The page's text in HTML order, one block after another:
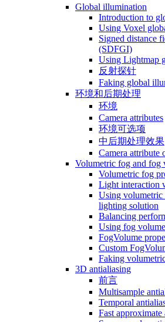
Global illumination
Introduction to
Using Voxel
Signed distance
(SDFGI)
Using Lightmap
反射探针
Faking global
环境和后期处理
环境
Camera attributes
环境可选项
中后期处理效果
Camera attribute
Volumetric fog and fog
Volumetric fog
Light interaction
Using volumetric
lighting solution
Balancing
Using fog
FogVolume
Custom
Faking
3D antialiasing
前言
Multisample
Temporal
Fast